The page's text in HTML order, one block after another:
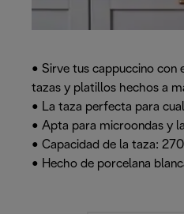
• Sirve tus cappuccino con
tazas y platillos hechos a
• La taza perfecta para
• Apta para microondas y
• Capacidad de la taza:
• Hecho de porcelana